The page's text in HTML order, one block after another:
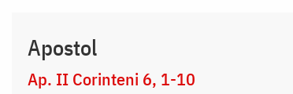
Apostol
Ap. II Corinteni 6, 1-10